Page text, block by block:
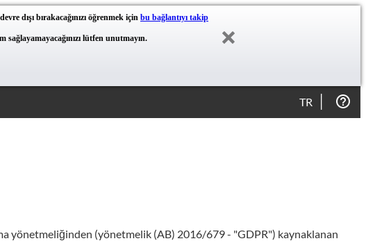
dışı bırakacağınızı öğrenmek için bu bağlantıyı takip
sağlayamayacağınızı lütfen unutmayın.
TR
yönetmeliğinden (yönetmelik (AB) 2016/679 - "GDPR") kaynaklanan